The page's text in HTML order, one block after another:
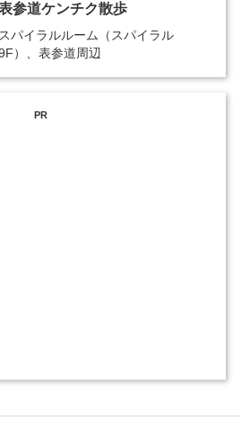
参道ケンチク散歩
スパイラルルーム（スパイラル
）、表参道周辺
PR